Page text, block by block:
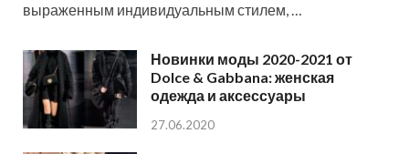
выраженным индивидуальным стилем, …
Новинки моды 2020-2021 от
Dolce & Gabbana: женская
одежда и аксессуары
27.06.2020